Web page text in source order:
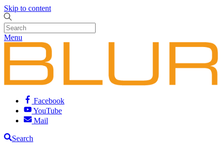
Skip to content
Menu
Facebook
YouTube
Mail
Search